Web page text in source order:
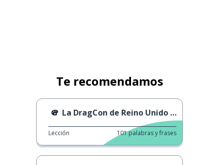
Te recomendamos
La DragCon de Reino Unido de 2023
Lección 101palabras y frases